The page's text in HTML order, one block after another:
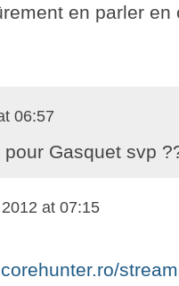
en parler en
06:57
pour Gasquet svp
at 07:15